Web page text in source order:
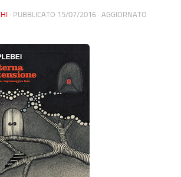
· PUBBLICATO 15/07/2016 · AGGIORNATO